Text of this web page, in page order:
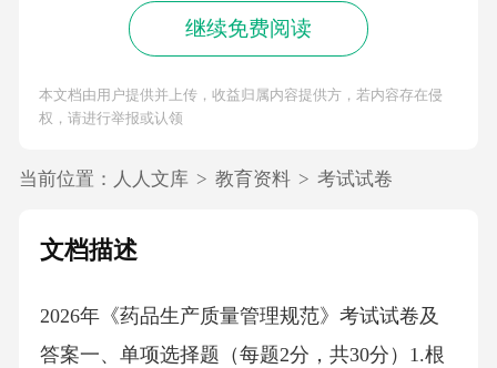
继续免费阅读
本文档由用户提供并上传，收益归属内容提供方，若内容存在侵
权，请进行举报或认领
当前位置： 人人文库 > 教育资料 > 考试试卷
文档描述
2026年《药品生产质量管理规范》考试试卷及
答案一、单项选择题（每题2分，共30分）1.根